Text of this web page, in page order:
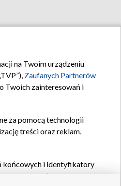
na Twoim urządzeniu
Zaufanych Partnerów
Twoich zainteresowań i
za pomocą technologii
treści oraz reklam,
końcowych i identyfikatory
oraz pozostałych